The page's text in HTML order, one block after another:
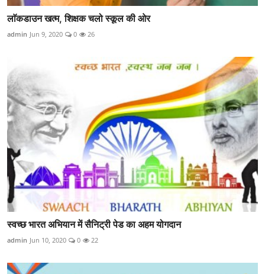
लाॅकडाउन खत्म, शिक्षक चलो स्कूल की ओर
admin Jun 9, 2020 0 26
स्वच्छ भारत अभियान में सैनिट्री पेड का अहम योगदान
admin Jun 10, 2020 0 22